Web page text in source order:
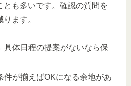
とも多いです。確認の質問を
ます。
具体日程の提案がないなら保
件が揃えばOKになる余地があ